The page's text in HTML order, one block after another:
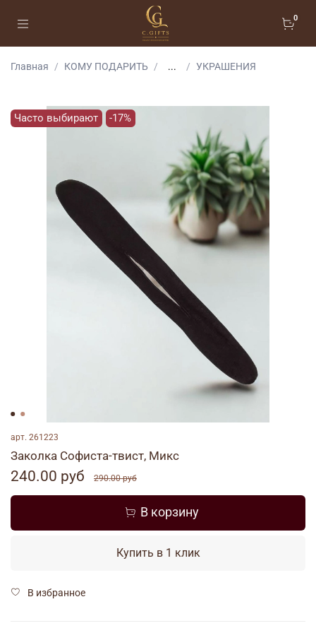
0
Главная КОМУ ПОДАРИТЬ ... УКРАШЕНИЯ
Часто выбирают -17%
арт. 261223
Заколка Софиста-твист, Микс
240.00 руб 290.00 руб
В корзину
Купить в 1 клик
В избранное